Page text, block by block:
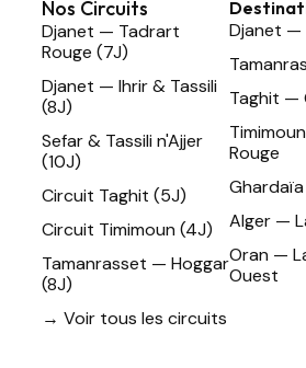
Nos Circuits
Djanet — Tadrart
Rouge (7J)
Djanet — Ihrir & Tassili
(8J)
Sefar & Tassili n'Ajjer
(10J)
Circuit Taghit (5J)
Circuit Timimoun (4J)
Tamanrasset — Hoggar
(8J)
→ Voir tous les circuits
Djanet —
Taghit —
Rouge
Alger —
Oran —
Ouest